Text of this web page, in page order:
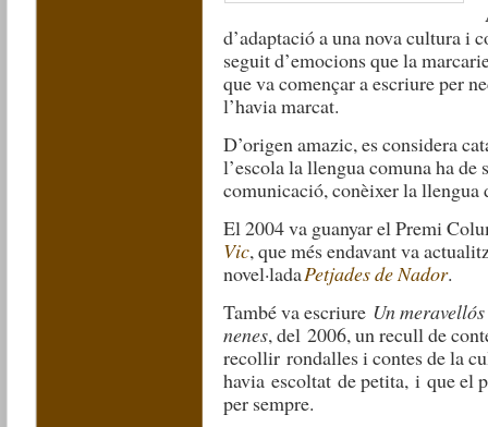
d’adaptació a una nova cultura i
seguit d’emocions que la
que va començar a escriure per
l’havia marcat.
D’origen amazic, es considera
l’escola la llengua comuna ha de
comunicació, conèixer la
El 2004 va guanyar el Premi
Vic, que més endavant va
novel·ladaPetjades de Nador.
També va escriure Un
nenes, del2006, un recull de
recollir rondalles i contes de la
havia escoltat de petita, i que el
per sempre.